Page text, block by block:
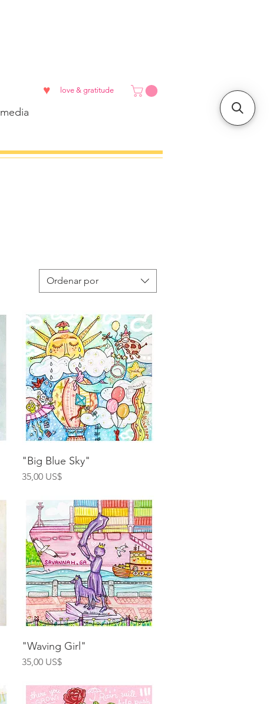
media
love & gratitude
♥
Ordenar por
Vista rápida
"Big Blue Sky"
Precio
35,00 US$
Vista rápida
"Waving Girl"
Precio
35,00 US$